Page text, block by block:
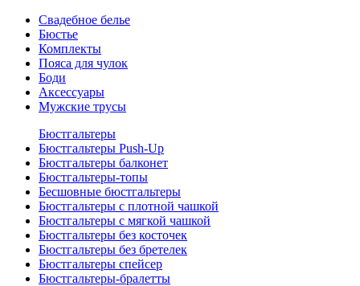
Свадебное белье
Бюстье
Комплекты
Пояса для чулок
Боди
Аксессуары
Мужские трусы
Бюстгальтеры
Бюстгальтеры Push-Up
Бюстгальтеры балконет
Бюстгальтеры-топы
Бесшовные бюстгальтеры
Бюстгальтеры с плотной чашкой
Бюстгальтеры с мягкой чашкой
Бюстгальтеры без косточек
Бюстгальтеры без бретелек
Бюстгальтеры спейсер
Бюстгальтеры-бралетты